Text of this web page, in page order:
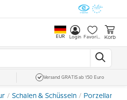
EUR Login Favoriten Korb
Versand GRATIS ab 150 Euro
Schalen & Schüsseln Porzellan